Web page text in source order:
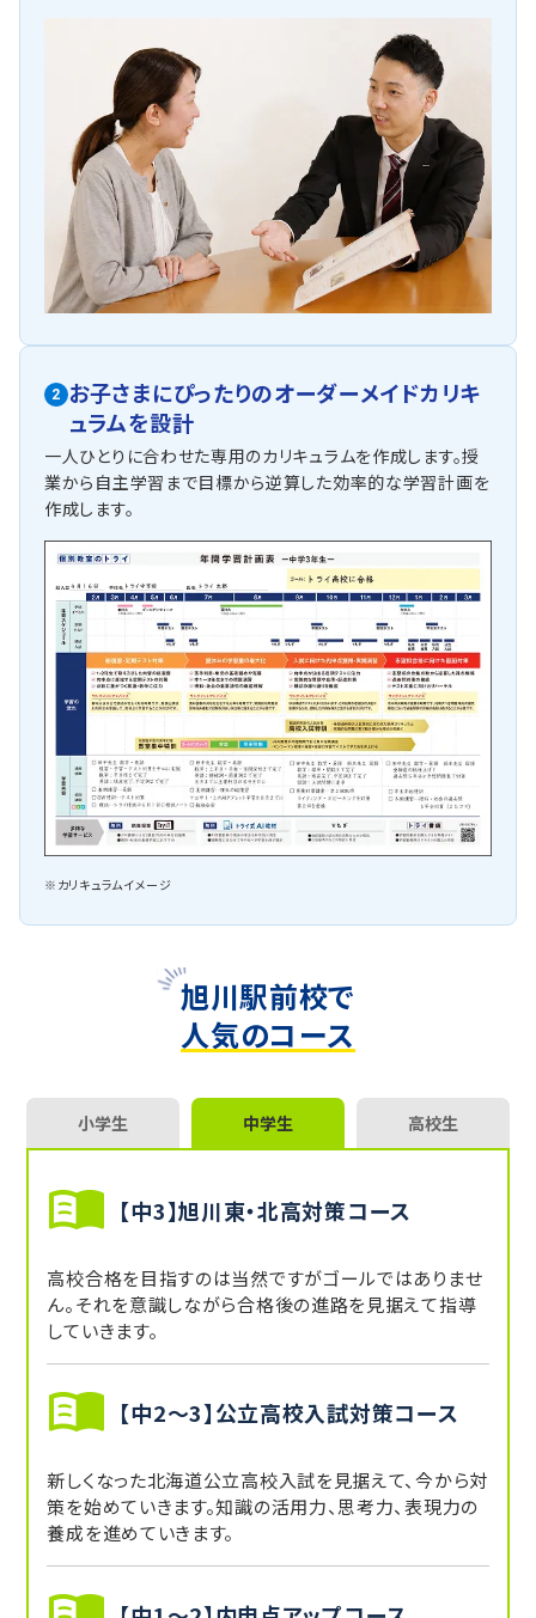
2 お子さまにぴったりのオーダーメイドカリキ
ュラムを設計
一人ひとりに合わせた専用のカリキュラムを作成します。授
業から自主学習まで目標から逆算した効率的な学習計画を
作成します。
※カリキュラムイメージ
旭川駅前校で
人気のコース
小学生 中学生 高校生
【中3】旭川東・北高対策コース
高校合格を目指すのは当然ですがゴールではありませ
ん。それを意識しながら合格後の進路を見据えて指導
していきます。
【中2～3】公立高校入試対策コース
新しくなった北海道公立高校入試を見据えて、今から対
策を始めていきます。知識の活用力、思考力、表現力の
養成を進めていきます。